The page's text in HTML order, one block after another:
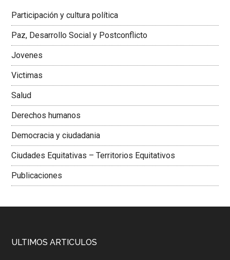
Colombiana
Participación y cultura política
Paz, Desarrollo Social y Postconflicto
Jovenes
Victimas
Salud
Derechos humanos
Democracia y ciudadania
Ciudades Equitativas – Territorios Equitativos
Publicaciones
ULTIMOS ARTICULOS